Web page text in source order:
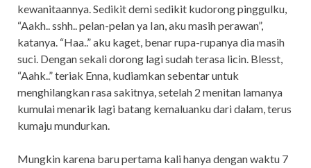
kewanitaannya. Sedikit demi sedikit kudorong pinggulku,
“Aakh.. sshh.. pelan-pelan ya Ian, aku masih perawan”,
katanya. “Haa..” aku kaget, benar rupa-rupanya dia masih
suci. Dengan sekali dorong lagi sudah terasa licin. Blesst,
“Aahk..” teriak Enna, kudiamkan sebentar untuk
menghilangkan rasa sakitnya, setelah 2 menitan lamanya
kumulai menarik lagi batang kemaluanku dari dalam, terus
kumaju mundurkan.
Mungkin karena baru pertama kali hanya dengan waktu 7